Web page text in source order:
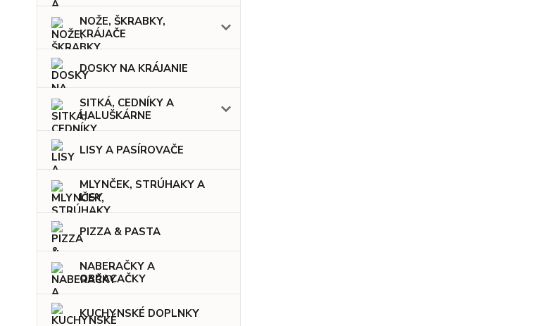
NOŽE, ŠKRABKY,
KRÁJAČE
DOSKY NA KRÁJANIE
SITKÁ, CEDNÍKY A
HALUŠKÁRNE
LISY A PASÍROVAČE
MLYNČEK, STRÚHAKY A
LISY
PIZZA & PASTA
NABERAČKY A
OBRACAČKY
KUCHYNSKÉ DOPLNKY